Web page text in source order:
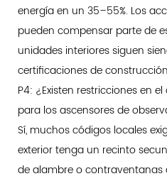
energía en un 35–55%. Los
pueden compensar parte de
unidades interiores siguen
certificaciones de
P4: ¿Existen restricciones en
para los ascensores de
Sí, muchos códigos locales
exterior tenga un recinto
de alambre o